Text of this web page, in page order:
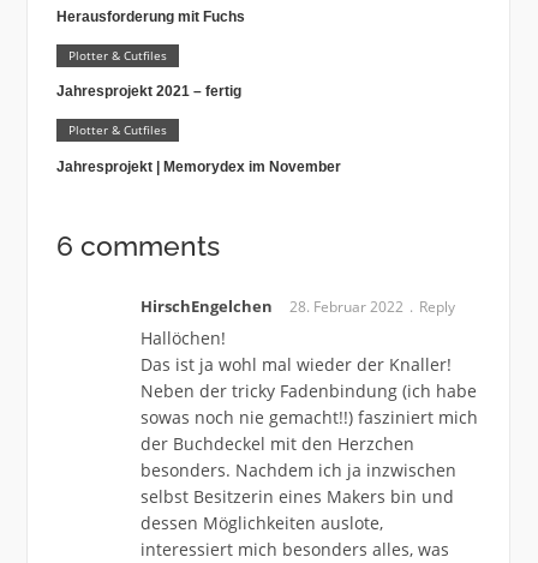
Herausforderung mit Fuchs
Plotter & Cutfiles
Jahresprojekt 2021 – fertig
Plotter & Cutfiles
Jahresprojekt | Memorydex im November
6 comments
HirschEngelchen 28. Februar 2022 Reply
Hallöchen!
Das ist ja wohl mal wieder der Knaller!
Neben der tricky Fadenbindung (ich habe
sowas noch nie gemacht!!) fasziniert mich
der Buchdeckel mit den Herzchen
besonders. Nachdem ich ja inzwischen
selbst Besitzerin eines Makers bin und
dessen Möglichkeiten auslote,
interessiert mich besonders alles, was